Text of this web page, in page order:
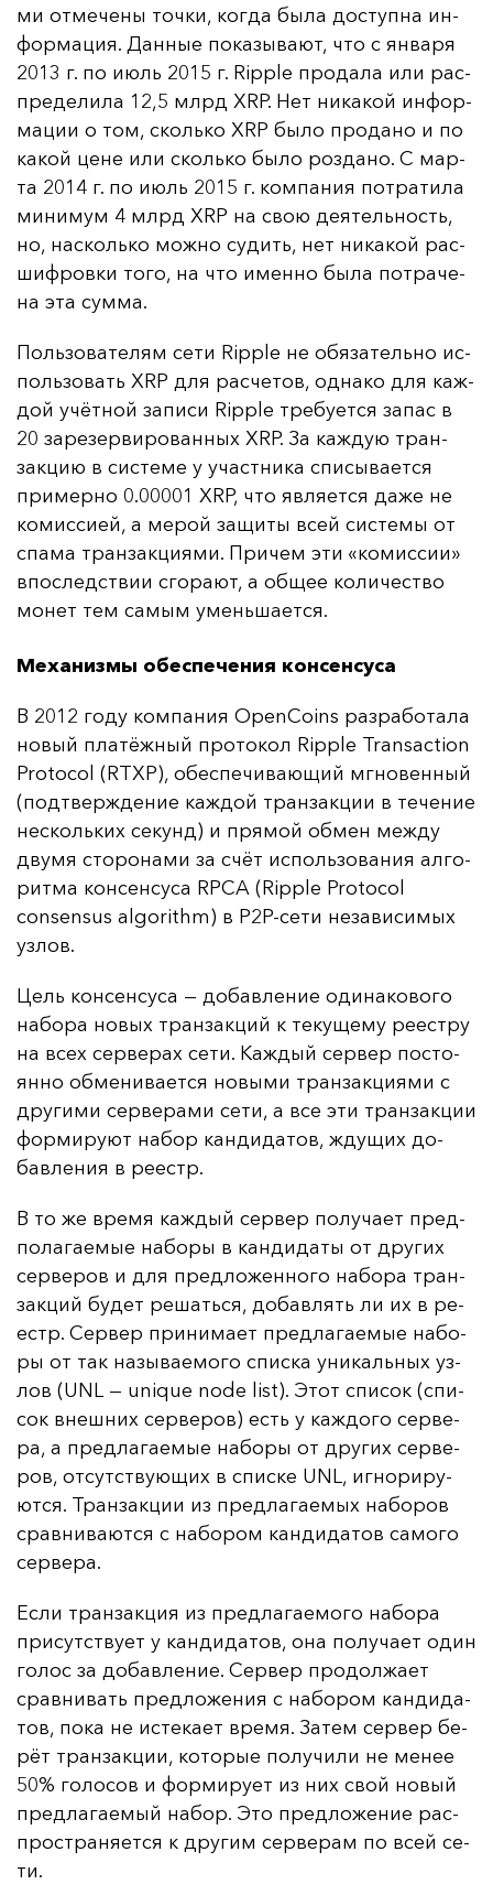
ми от­ме­че­ны точ­ки, ког­да бы­ла дос­туп­на ин­
фор­ма­ция. Дан­ные по­ка­зы­ва­ют, что с ян­ва­ря
2013 г. по и­юль 2015 г. Ripple про­да­ла или рас­
пре­де­ли­ла 12,5 млрд XRP. Нет ни­ка­кой ин­фор­
ма­ции о том, сколь­ко XRP бы­ло про­да­но и по
ка­кой це­не или сколь­ко бы­ло роз­да­но. С мар­
та 2014 г. по и­юль 2015 г. ком­па­ния пот­ра­ти­ла
ми­ни­мум 4 млрд XRP на свою де­ятель­ность,
но, нас­коль­ко мож­но су­дить, нет ни­ка­кой рас­
шиф­ров­ки то­го, на что имен­но бы­ла пот­ра­че­
на эта сум­ма.
Поль­зо­ва­те­лям се­ти Ripple не обя­за­тель­но ис­
поль­зо­вать XRP для рас­че­тов, од­на­ко для каж­
дой учёт­ной за­пи­си Ripple тре­бу­ет­ся за­пас в
20 за­ре­зер­ви­ро­ван­ных XRP. За каж­дую тран­
зак­цию в сис­те­ме у учас­тни­ка спи­сы­ва­ет­ся
при­мер­но 0.00001 XRP, что яв­ля­ет­ся да­же не
ко­мис­си­ей, а ме­рой за­щи­ты всей сис­те­мы от
спа­ма тран­зак­ци­ями. При­чем эти «ко­мис­сии»
впос­ледс­твии сго­ра­ют, а об­щее ко­ли­чес­тво
мо­нет тем са­мым умень­ша­ет­ся.
Механизмы обеспечения консенсуса
В 2012 го­ду ком­па­ния OpenCoins раз­ра­бо­та­ла
но­вый пла­тёж­ный про­то­кол Ripple Transaction
Protocol (RTXP), обес­пе­чи­ва­ющий мгно­вен­ный
(под­твер­жде­ние каж­дой тран­зак­ции в те­че­ние
нес­коль­ких се­кунд) и пря­мой об­мен меж­ду
дву­мя сто­ро­на­ми за счёт ис­поль­зо­ва­ния ал­го­
рит­ма кон­сен­су­са RPCA (Ripple Protocol
consensus algorithm) в P2P-се­ти не­за­ви­си­мых
уз­лов.
Цель кон­сен­су­са — до­бав­ле­ние оди­на­ко­во­го
на­бо­ра но­вых тран­зак­ций к те­ку­ще­му ре­ес­тру
на всех сер­ве­рах се­ти. Каж­дый сер­вер пос­то­
ян­но об­ме­ни­ва­ет­ся но­вы­ми тран­зак­ци­ями с
дру­ги­ми сер­ве­ра­ми се­ти, а все эти тран­зак­ции
фор­ми­ру­ют на­бор кан­ди­да­тов, жду­щих до­
бав­ле­ния в ре­естр.
В то же вре­мя каж­дый сер­вер по­лу­ча­ет пред­
по­ла­га­емые на­бо­ры в кан­ди­да­ты от дру­гих
сер­ве­ров и для пред­ло­жен­но­го на­бо­ра тран­
зак­ций бу­дет ре­шать­ся, до­бав­лять ли их в ре­
естр. Сер­вер при­ни­ма­ет пред­ла­га­емые на­бо­
ры от так на­зы­ва­емо­го спис­ка уни­каль­ных уз­
лов (UNL — unique node list). Этот спи­сок (спи­
сок внеш­них сер­ве­ров) есть у каж­до­го сер­ве­
ра, а пред­ла­га­емые на­бо­ры от дру­гих сер­ве­
ров, от­сутс­тву­ющих в спис­ке UNL, иг­но­ри­ру­
ют­ся. Тран­зак­ции из пред­ла­га­емых на­бо­ров
срав­ни­ва­ют­ся с на­бо­ром кан­ди­да­тов са­мо­го
сер­ве­ра.
Ес­ли тран­зак­ция из пред­ла­га­емо­го на­бо­ра
при­сутс­тву­ет у кан­ди­да­тов, она по­лу­ча­ет один
го­лос за до­бав­ле­ние. Сер­вер про­дол­жа­ет
срав­ни­вать пред­ло­же­ния с на­бо­ром кан­ди­да­
тов, по­ка не ис­те­ка­ет вре­мя. За­тем сер­вер бе­
рёт тран­зак­ции, ко­то­рые по­лу­чи­ли не ме­нее
50% го­ло­сов и фор­ми­ру­ет из них свой но­вый
пред­ла­га­емый на­бор. Это пред­ло­же­ние рас­
прос­тра­ня­ет­ся к дру­гим сер­ве­рам по всей се­
ти.